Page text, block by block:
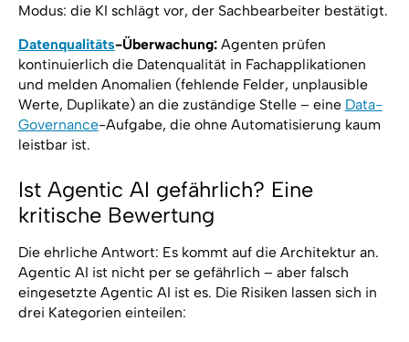
Modus: die KI schlägt vor, der Sachbearbeiter bestätigt.
Datenqualitäts-Überwachung:Agenten prüfen
kontinuierlich die Datenqualität in Fachapplikationen
und melden Anomalien (fehlende Felder, unplausible
Werte, Duplikate) an die zuständige Stelle – eine Data-
Governance-Aufgabe, die ohne Automatisierung kaum
leistbar ist.
Ist Agentic AI gefährlich? Eine
kritische Bewertung
Die ehrliche Antwort: Es kommt auf die Architektur an.
Agentic AI ist nicht per se gefährlich – aber falsch
eingesetzte Agentic AI ist es. Die Risiken lassen sich in
drei Kategorien einteilen: